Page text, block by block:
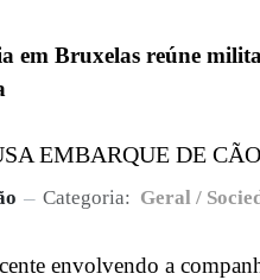
em Bruxelas reúne
EMBARQUE DE
Categoria: Geral /
envolvendo a